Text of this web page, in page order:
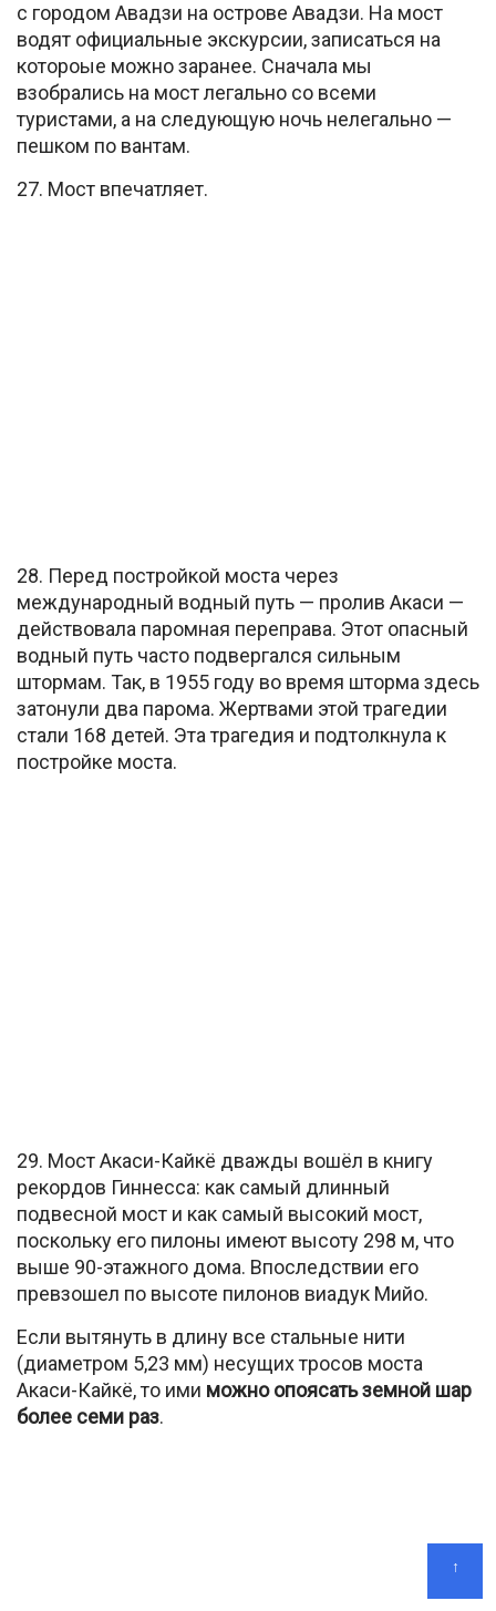
с городом Авадзи на острове Авадзи. На мост
водят официальные экскурсии, записаться на
котороые можно заранее. Сначала мы
взобрались на мост легально со всеми
туристами, а на следующую ночь нелегально —
пешком по вантам.
27. Мост впечатляет.
28. Перед постройкой моста через
международный водный путь — пролив Акаси —
действовала паромная переправа. Этот опасный
водный путь часто подвергался сильным
штормам. Так, в 1955 году во время шторма здесь
затонули два парома. Жертвами этой трагедии
стали 168 детей. Эта трагедия и подтолкнула к
постройке моста.
29. Мост Акаси-Кайкё дважды вошёл в книгу
рекордов Гиннесса: как самый длинный
подвесной мост и как самый высокий мост,
поскольку его пилоны имеют высоту 298 м, что
выше 90-этажного дома. Впоследствии его
превзошел по высоте пилонов виадук Мийо.
Если вытянуть в длину все стальные нити
(диаметром 5,23 мм) несущих тросов моста
Акаси-Кайкё, то ими можно опоясать земной шар
более семи раз.
↑